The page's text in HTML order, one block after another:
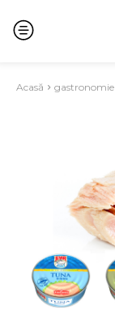
Acasă gastronomie